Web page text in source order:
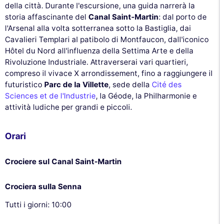
della città. Durante l'escursione, una guida narrerà la
storia affascinante del Canal Saint-Martin: dal porto de
l'Arsenal alla volta sotterranea sotto la Bastiglia, dai
Cavalieri Templari al patibolo di Montfaucon, dall'iconico
Hôtel du Nord all'influenza della Settima Arte e della
Rivoluzione Industriale. Attraverserai vari quartieri,
compreso il vivace X arrondissement, fino a raggiungere il
futuristico Parc de la Villette, sede della Cité des
Sciences et de l'Industrie, la Géode, la Philharmonie e
attività ludiche per grandi e piccoli.
Orari
Crociere sul Canal Saint-Martin
Crociera sulla Senna
Tutti i giorni: 10:00